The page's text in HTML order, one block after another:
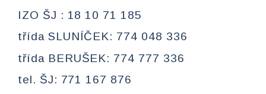
IZO ŠJ : 18 10 71 185
třída SLUNÍČEK: 774 048 336
třída BERUŠEK: 774 777 336
tel. ŠJ: 771 167 876